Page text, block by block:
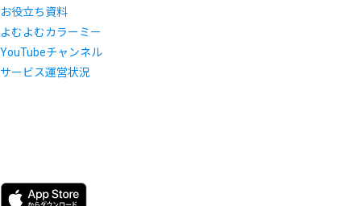
お役立ち資料
よむよむカラーミー
YouTubeチャンネル
サービス運営状況